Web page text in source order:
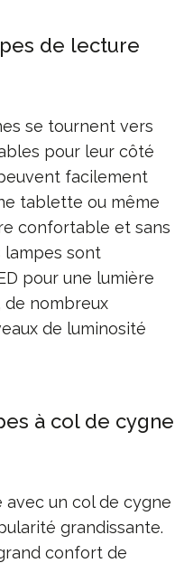
de lecture
se tournent vers
pour leur côté
facilement
tablette ou même
confortable et sans
lampes sont
pour une lumière
de nombreux
de luminosité
à col de cygne
avec un col de cygne
grandissante.
confort de